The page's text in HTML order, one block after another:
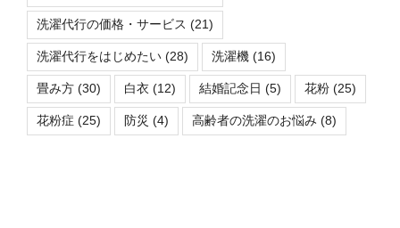
洗濯代行の価格・サービス (21)
洗濯代行をはじめたい (28) 洗濯機 (16)
畳み方 (30) 白衣 (12) 結婚記念日 (5) 花粉 (25)
花粉症 (25) 防災 (4) 高齢者の洗濯のお悩み (8)